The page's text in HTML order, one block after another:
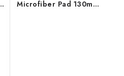
Microfiber Pad 130mm